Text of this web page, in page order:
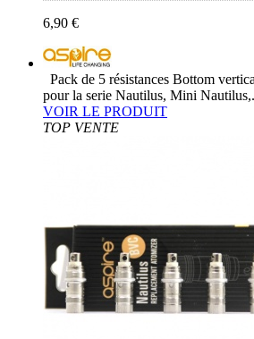
6,90 €
Pack de 5 résistances Bottom
pour la serie Nautilus, Mini
VOIR LE PRODUIT
TOP VENTE